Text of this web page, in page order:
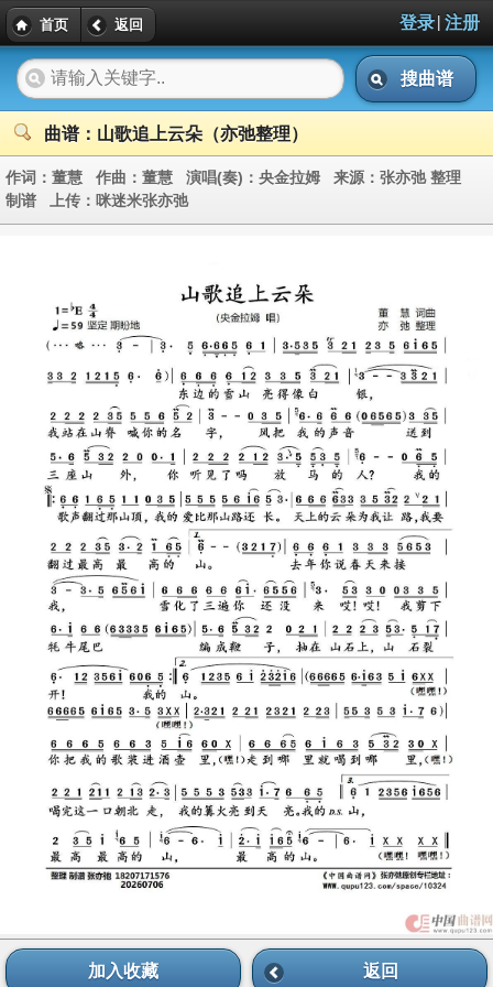
首页 返回 登录| 注册
搜曲谱
曲谱：山歌追上云朵（亦弛整理）
作词： 董慧 作曲： 董慧 演唱(奏)： 央金拉姆 来源： 张亦弛 整理
制谱 上传： 咪迷米张亦弛
加入收藏 返回